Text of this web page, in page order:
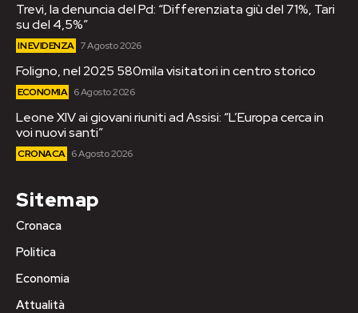
Trevi, la denuncia del Pd: “Differenziata giù del 71%, Tari
su del 4,5%”
IN EVIDENZA 7 Agosto 2026
Foligno, nel 2025 580mila visitatori in centro storico
ECONOMIA 6 Agosto 2026
Leone XIV ai giovani riuniti ad Assisi: “L’Europa cerca in
voi nuovi santi”
CRONACA 6 Agosto 2026
Sitemap
Cronaca
Politica
Economia
Attualità